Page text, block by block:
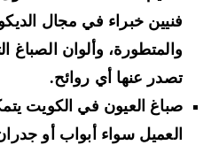
فنيين خبراء في مجال
والمتطورة، وألوان الصباغ
تصدر عنها أي روائح.
صباغ العيون في الكويت
العميل سواء أبواب أو جدران